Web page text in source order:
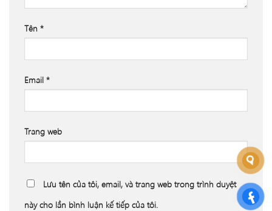
Tên *
Email *
Trang web
Lưu tên của tôi, email, và trang web trong trình duyệt
này cho lần bình luận kế tiếp của tôi.